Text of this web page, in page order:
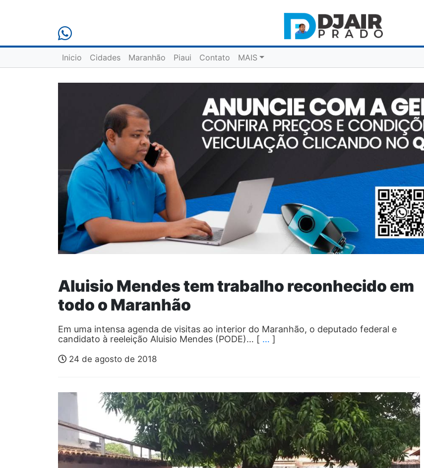
Inicio Cidades Maranhão Piaui Contato MAIS
Aluisio Mendes tem trabalho reconhecido em
todo o Maranhão
Em uma intensa agenda de visitas ao interior do Maranhão, o deputado federal e
candidato à reeleição Aluisio Mendes (PODE)… [ … ]
24 de agosto de 2018